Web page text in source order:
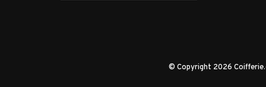
© Copyright 2026